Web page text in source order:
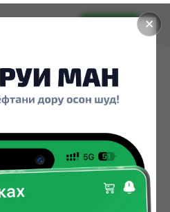
✕
Установить
ГЕЛЬ
купить или заказать в